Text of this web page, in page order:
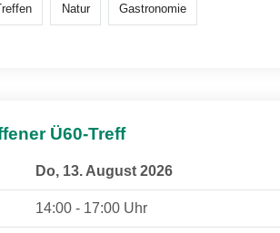
Natur Gastronomie
Ü60-Treff
Do, 13. August 2026
14:00 - 17:00 Uhr